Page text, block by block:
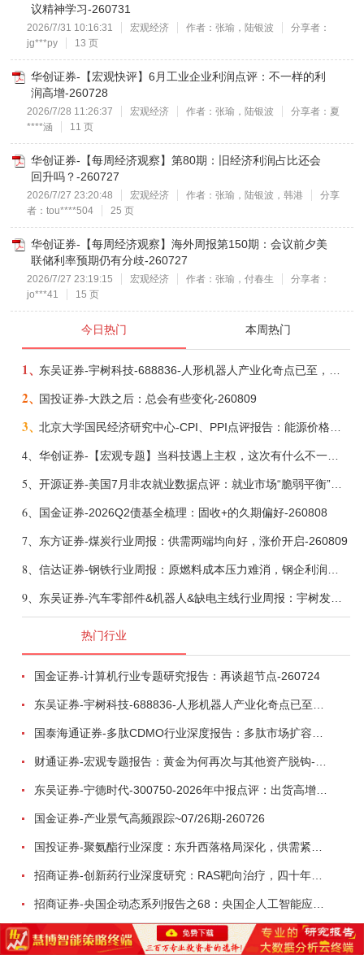
议精神学习-260731
2026/7/31 10:16:31 宏观经济 作者：张瑜，陆银波
分享者：
jg***py
13 页
华创证券-【宏观快评】6月工业企业利润点评：不一样的利
润高增-260728
2026/7/28 11:26:37 宏观经济 作者：张瑜，陆银波
分享者：夏
****涵
11 页
华创证券-【每周经济观察】第80期：旧经济利润占比还会
回升吗？-260727
2026/7/27 23:20:48 宏观经济 作者：张瑜，陆银波，韩港
分享
者：tou****504
25 页
华创证券-【每周经济观察】海外周报第150期：会议前夕美
联储利率预期仍有分歧-260727
2026/7/27 23:19:15 宏观经济 作者：张瑜，付春生
分享者：
jo***41
15 页
今日热门 本周热门
1、
2、国投证券-大跌之后：总会有些变化-260809
3、 北京大学国民经济研究中心-CPI、PPI点评报告：能源价格继续下降，通胀率小幅走低-260809
4、 华创证券-【宏观专题】当科技遇上主权，这次有什么不一样？——海外科技思辨系列五-260808
5、 开源证券-美国7月非农就业数据点评：就业市场“脆弱平衡”，美联储加息动力并不高-260808
6、 国金证券-2026Q2债基全梳理：固收+的久期偏好-260808
7、 东方证券-煤炭行业周报：供需两端均向好，涨价开启-260809
8、
9、 东吴证券-汽车零部件&机器人&缺电主线行业周报：宇树发行价确认，卡特彼勒重启中速机项目-260809
热门行业
国金证券-计算机行业专题研究报告：再谈超节点-260724
东吴证券-宁德时代-300750-2026年中报点评：出货高增业绩稳健，回购彰显龙头信心-260726
国金证券-产业景气高频跟踪~07/26期-260726
招商证券-创新药行业深度研究：RAS靶向治疗，四十年不可成药的终结，与终结之后的治疗格局演化-260805